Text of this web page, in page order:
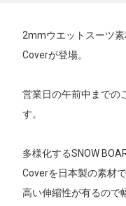
2mmウエットスーツ素
Coverが登場。
営業日の午前中までの
す。
多様化するSNOW
Coverを日本製の素材で
高い伸縮性が有るので